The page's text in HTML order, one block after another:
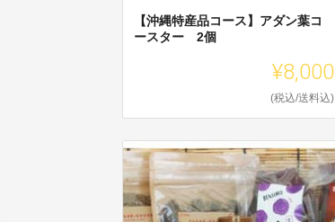
【沖縄特産品コース】アダン葉コ
ースター 2個
¥8,000
(税込/送料込)